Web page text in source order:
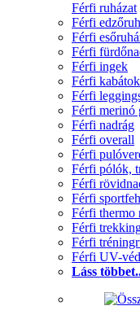
Férfi ruházat
Férfi
Férfi
Férfi
Férfi ingek
Férfi
Férfi
Férfi merinó
Férfi nadrág
Férfi overall
Férfi
Férfi pólók,
Férfi
Férfi
Férfi thermo
Férfi
Férfi
Férfi UV-
Láss